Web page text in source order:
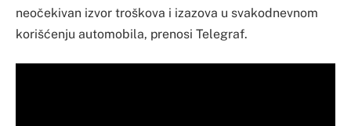
neočekivan izvor troškova i izazova u svakodnevnom
korišćenju automobila, prenosi Telegraf.